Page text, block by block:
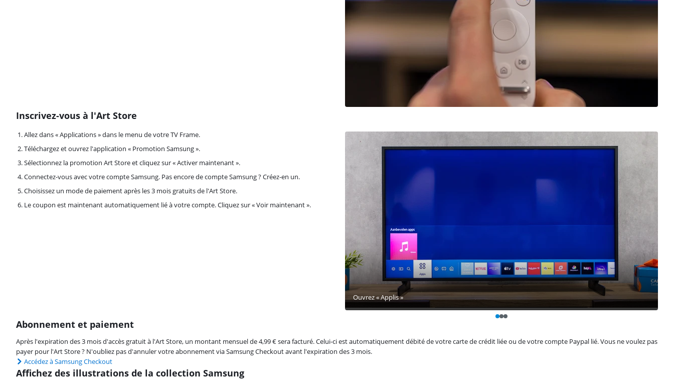
Inscrivez-vous à l'Art Store
Allez dans « Applications » dans le menu de votre TV Frame.
Téléchargez et ouvrez l'application « Promotion Samsung ».
Sélectionnez la promotion Art Store et cliquez sur « Activer maintenant ».
Connectez-vous avec votre compte Samsung. Pas encore de compte Samsung ? Créez-en un.
Choisissez un mode de paiement après les 3 mois gratuits de l'Art Store.
Le coupon est maintenant automatiquement lié à votre compte. Cliquez sur « Voir maintenant ».
Ouvrez « Applis »
Abonnement et paiement
Après l'expiration des 3 mois d'accès gratuit à l'Art Store, un montant mensuel de 4,99 € sera facturé. Celui-ci est automatiquement débité de votre carte de crédit liée ou de votre compte Paypal lié. Vous ne voulez pas
payer pour l'Art Store ? N'oubliez pas d'annuler votre abonnement via Samsung Checkout avant l'expiration des 3 mois.
Accédez à Samsung Checkout
Affichez des illustrations de la collection Samsung